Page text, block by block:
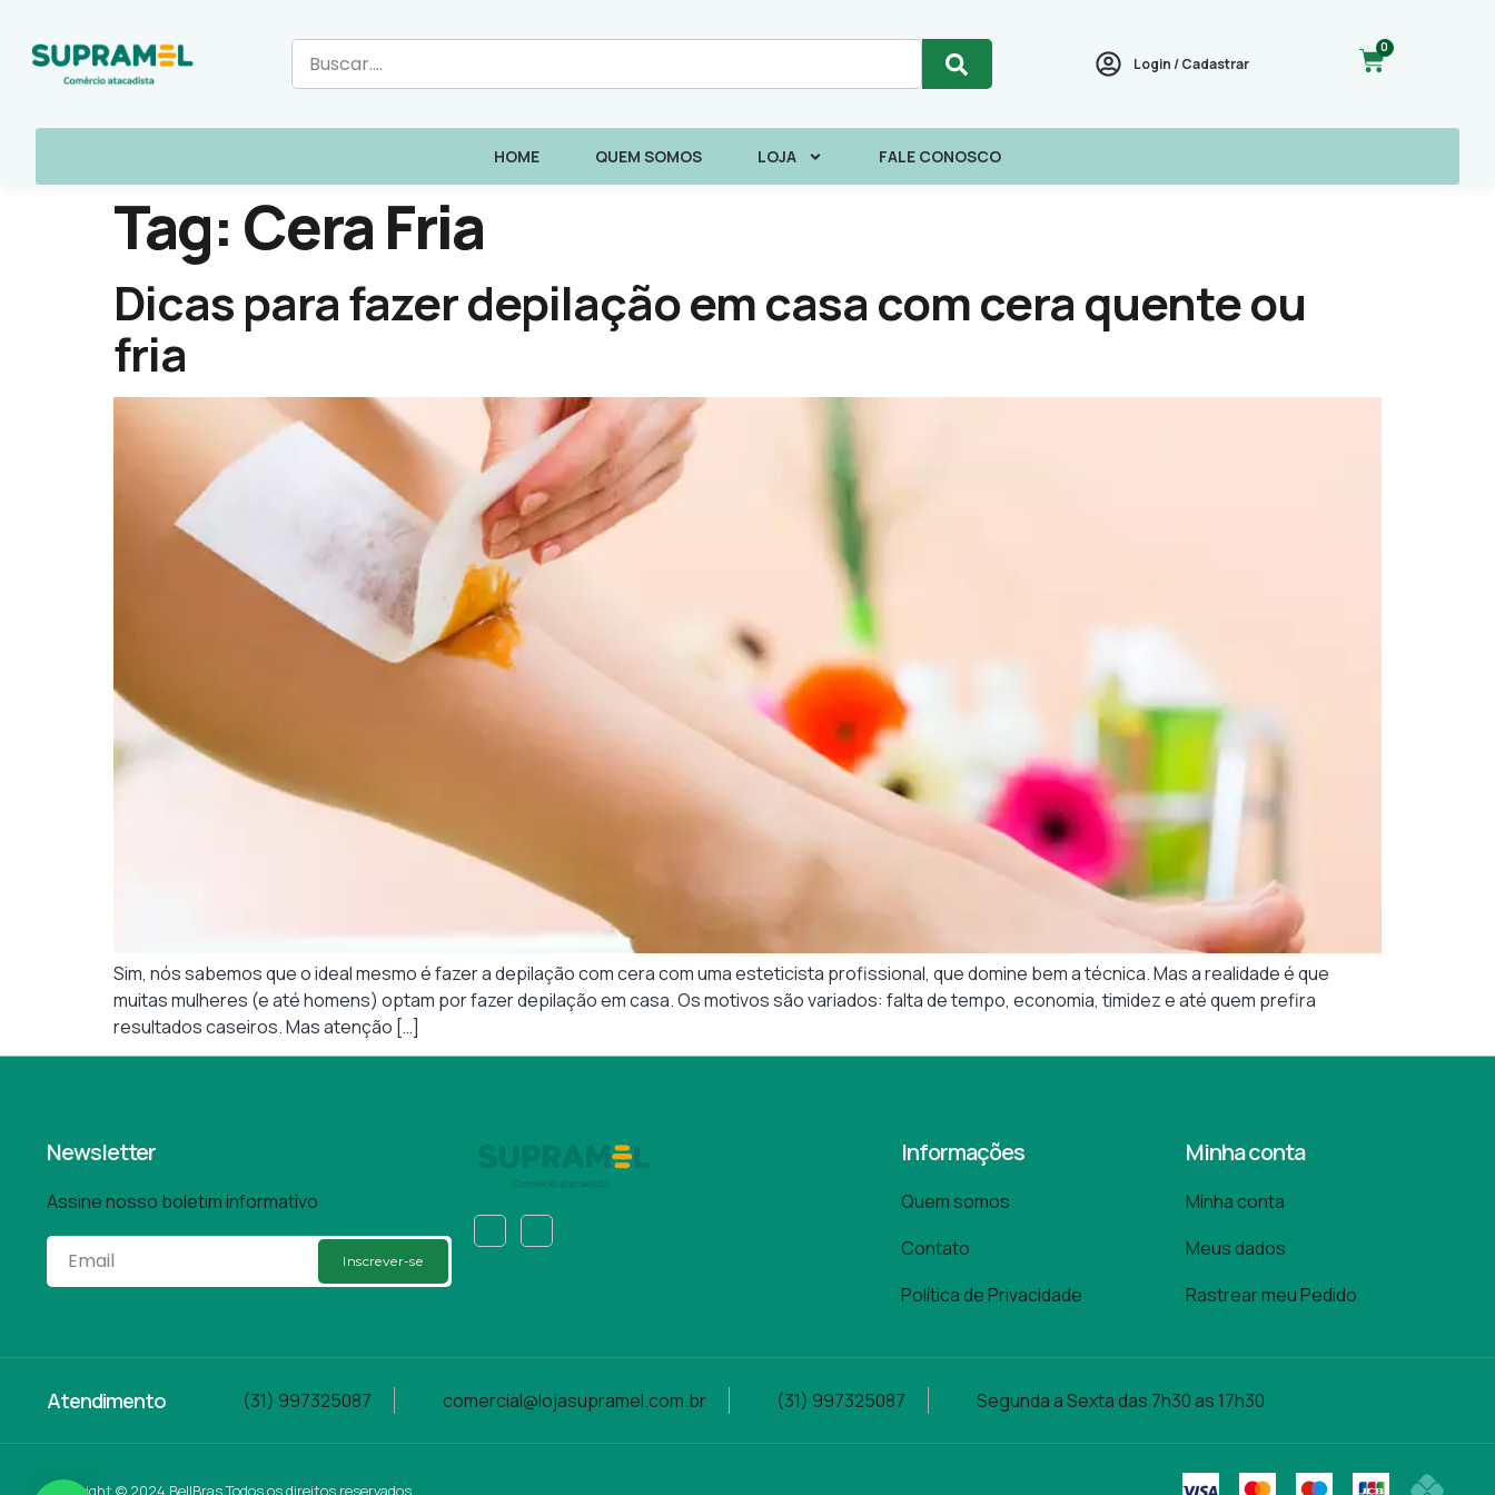
Login / Cadastrar
0
HOME QUEM SOMOS LOJA FALE CONOSCO
Tag: Cera Fria
Dicas para fazer depilação em casa com cera quente ou
fria
Sim, nós sabemos que o ideal mesmo é fazer a depilação com cera com uma esteticista profissional, que domine bem a técnica. Mas a realidade é que
muitas mulheres (e até homens) optam por fazer depilação em casa. Os motivos são variados: falta de tempo, economia, timidez e até quem prefira
resultados caseiros. Mas atenção […]
Newsletter
Assine nosso boletim informativo
Inscrever-se
Informações
Quem somos
Contato
Política de Privacidade
Minha conta
Minha conta
Meus dados
Rastrear meu Pedido
Atendimento (31) 997325087 comercial@lojasupramel.com.br (31) 997325087 Segunda a Sexta das 7h30 as 17h30
Copyright © 2024 BellBras Todos os direitos reservados.